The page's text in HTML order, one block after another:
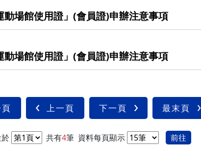
場館使用證」(會員證)申辦注意事項
場館使用證」(會員證)申辦注意事項
上一頁 下一頁 最末頁
共有4筆 資料每頁顯示 前往